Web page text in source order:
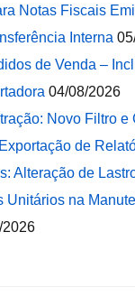
Notas Fiscais
Interna
de Venda –
04/08/2026
Novo Filtro e
de
Alteração de
Unitários na
2026